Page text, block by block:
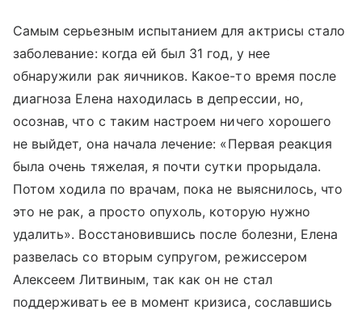
Самым серьезным испытанием для актрисы стало
заболевание: когда ей был 31 год, у нее
обнаружили рак яичников. Какое-то время после
диагноза Елена находилась в депрессии, но,
осознав, что с таким настроем ничего хорошего
не выйдет, она начала лечение: «Первая реакция
была очень тяжелая, я почти сутки прорыдала.
Потом ходила по врачам, пока не выяснилось, что
это не рак, а просто опухоль, которую нужно
удалить». Восстановившись после болезни, Елена
развелась со вторым супругом, режиссером
Алексеем Литвиным, так как он не стал
поддерживать ее в момент кризиса, сославшись